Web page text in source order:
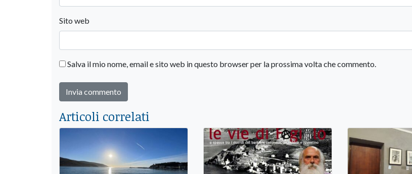
Sito web
Salva il mio nome, email e sito web in questo browser per la prossima volta che commento.
Articoli correlati